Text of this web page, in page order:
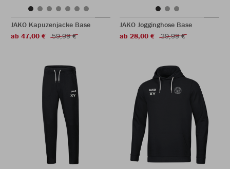
JAKO Kapuzenjacke Base
ab 47,00 €
59,99 €
JAKO Jogginghose Base
ab 28,00 €
39,99 €